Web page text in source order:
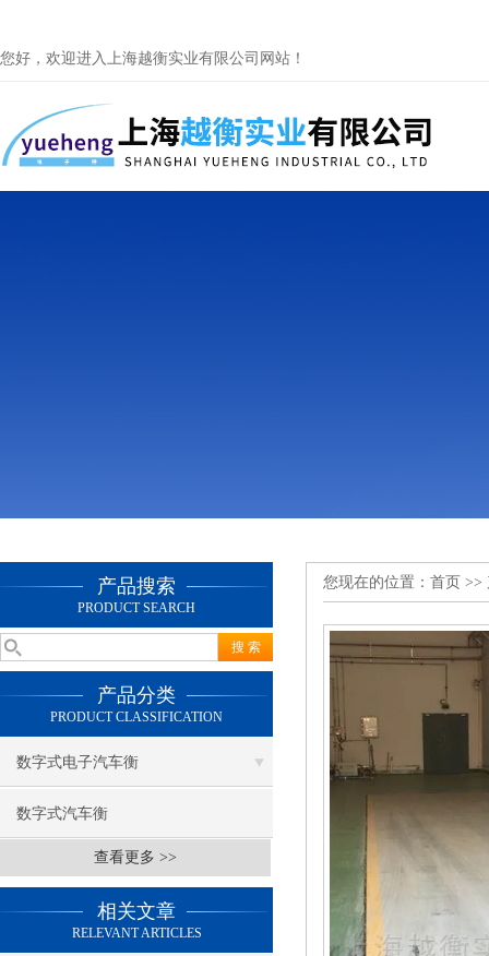
您好，欢迎进入上海越衡实业有限公司网站！
产品搜索
PRODUCT SEARCH
产品分类
PRODUCT CLASSIFICATION
数字式电子汽车衡
数字式汽车衡
查看更多 >>
相关文章
RELEVANT ARTICLES
您现在的位置： 首页 >>